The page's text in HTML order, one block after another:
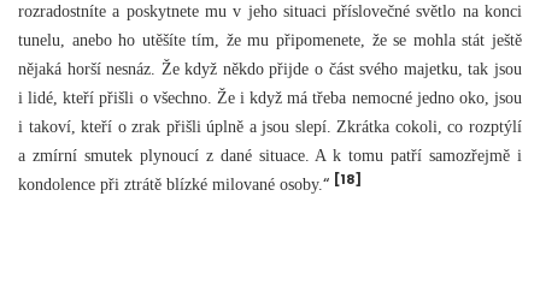
rozradostníte a poskytnete mu v jeho situaci příslovečné světlo na konci
tunelu, anebo ho utěšíte tím, že mu připomenete, že se mohla stát ještě
nějaká horší nesnáz. Že když někdo přijde o část svého majetku, tak jsou
i lidé, kteří přišli o všechno. Že i když má třeba nemocné jedno oko, jsou
i takoví, kteří o zrak přišli úplně a jsou slepí. Zkrátka cokoli, co rozptýlí
a zmírní smutek plynoucí z dané situace. A k tomu patří samozřejmě i
kondolence při ztrátě blízké milované osoby.“ [18]